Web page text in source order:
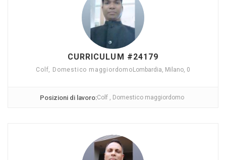
CURRICULUM #24179
Colf, Domestico maggiordomo Lombardia, Milano, 0
Posizioni di lavoro:Colf , Domestico maggiordomo